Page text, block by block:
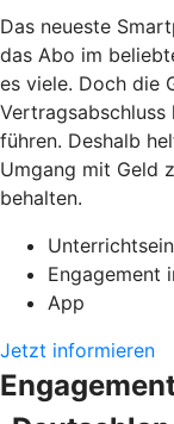
Das neueste
das Abo im
es viele. Doch die
Vertragsabschluss
führen. Deshalb
Umgang mit Geld
behalten.
Engagement
App
Jetzt informieren